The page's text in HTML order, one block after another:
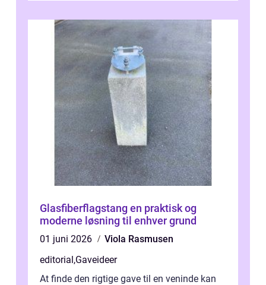
Glasfiberflagstang en praktisk og
moderne løsning til enhver grund
01 juni 2026
Viola Rasmusen
editorial,Gaveideer
At finde den rigtige gave til en veninde kan